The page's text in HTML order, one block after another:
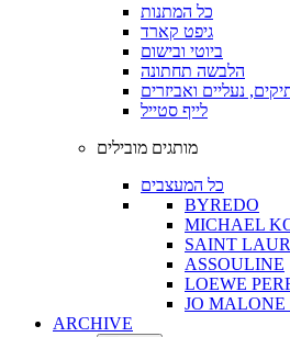
כל המתנות
גיפט קארד
ביוטי ובישום
הלבשה תחתונה
נעליים ואביזרים
לייף סטייל
מותגים מובילים
כל המעצבים
BYREDO
MICHAEL
SAINT
ASSOULINE
LOEWE
JO
ARCHIVE